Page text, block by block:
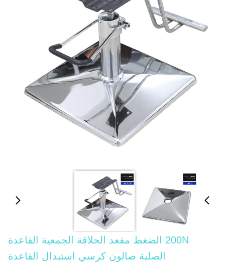
200N الضغط مقعد الحلاقة الجمعية القاعدة
الصلبة صالون كرسي استبدال القاعدة